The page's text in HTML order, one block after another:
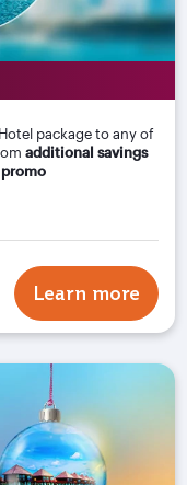
package to any of
additional savings
promo
Learn more